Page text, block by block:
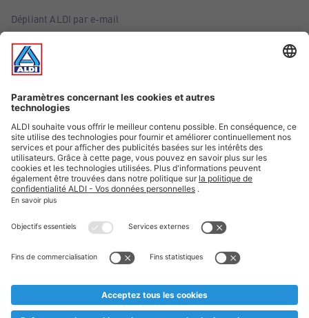
Dépliant ALDI par e-mail
Offres
Infos essentielles
Suivez ALDI Belgique
Textes marqués d'un astérisque et mentions légales
* Nous vendons ces articles temporairement et jusqu'à
au cas où, malgré le planning bien étudié, nous serions
prématurément en rupture de stock. Prix Recupel et TVA incl.
** Sur ce site, l’utilisation de la forme masculine a été adoptée